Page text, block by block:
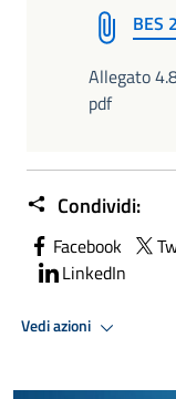
BES
Allegato
pdf
Condividi:
Facebook
LinkedIn
Vedi azioni